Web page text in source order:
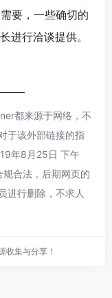
要，一些确切的
进行洽谈提供。
都来源于网络，不
于该外部链接的指
年8月25日 下午
合法，后期网页的
进行删除，不求人
收集与分享！